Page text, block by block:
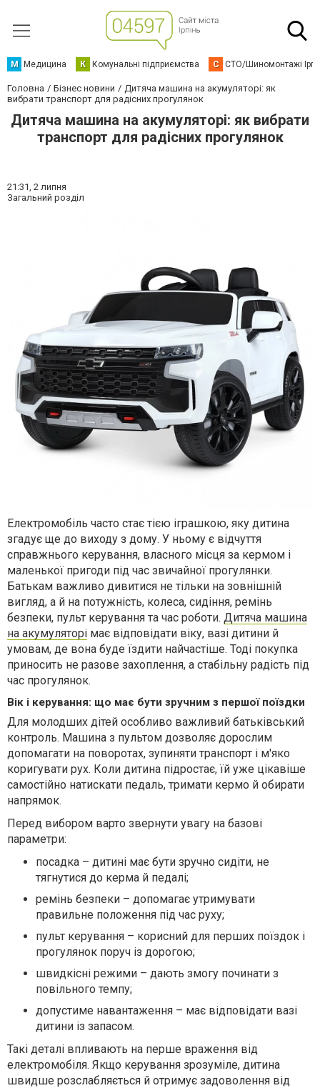
М Медицина К Комунальні підприємства С СТО/Шиномонтажі
Головна Бізнес новини
Дитяча машина на акумуляторі: як
вибрати транспорт для радісних прогулянок
Дитяча машина на акумуляторі: як вибрати
транспорт для радісних прогулянок
21:31, 2 липня
Загальний розділ
Електромобіль часто стає тією іграшкою, яку дитина
згадує ще до виходу з дому. У ньому є відчуття
справжнього керування, власного місця за кермом і
маленької пригоди під час звичайної прогулянки.
Батькам важливо дивитися не тільки на зовнішній
вигляд, а й на потужність, колеса, сидіння, ремінь
безпеки, пульт керування та час роботи. Дитяча машина
на акумуляторі має відповідати віку, вазі дитини й
умовам, де вона буде їздити найчастіше. Тоді покупка
приносить не разове захоплення, а стабільну радість під
час прогулянок.
Вік і керування: що має бути зручним з першої поїздки
Для молодших дітей особливо важливий батьківський
контроль. Машина з пультом дозволяє дорослим
допомагати на поворотах, зупиняти транспорт і м'яко
коригувати рух. Коли дитина підростає, їй уже цікавіше
самостійно натискати педаль, тримати кермо й обирати
напрямок.
Перед вибором варто звернути увагу на базові
параметри:
посадка – дитині має бути зручно сидіти, не
тягнутися до керма й педалі;
ремінь безпеки – допомагає утримувати
правильне положення під час руху;
пульт керування – корисний для перших поїздок і
прогулянок поруч із дорогою;
швидкісні режими – дають змогу починати з
повільного темпу;
допустиме навантаження – має відповідати вазі
дитини із запасом.
Такі деталі впливають на перше враження від
електромобіля. Якщо керування зрозуміле, дитина
швидше розслабляється й отримує задоволення від